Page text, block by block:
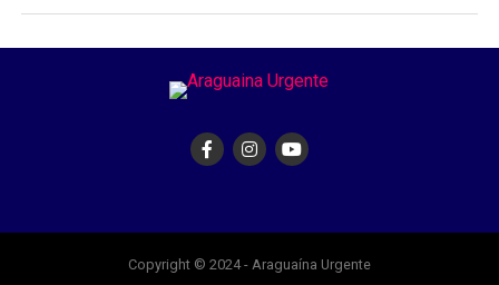
Copyright © 2024 - Araguaína Urgente